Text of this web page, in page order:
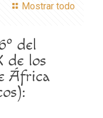
Mostrar todo
del
de los
África